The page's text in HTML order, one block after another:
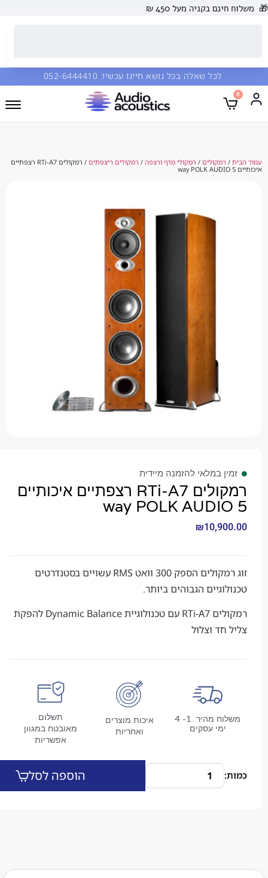
בקניה מעל 450 ₪
שאלה בכל נושא חייגו עכשיו: 052-6444410
/רמקולי מדף ורצפה/רמקולים ריצפתים / רמקולים RTi-A7 רצפתיים
במלאי להזמנה מיידית
רמקולים RTi-A7 רצפתיים איכותיים
₪
זוג רמקולים הספק 300 וואט RMS עשויים בסטנדרטים
הגבוהים ביותר.
רמקולים RTi-A7 עם טכנולוגיית Dynamic Balance להפקת
וצלול
משלוח מהיר 1- 4
איכות מוצרים
תשלום
מאובטח במגוון
הוספה לסל